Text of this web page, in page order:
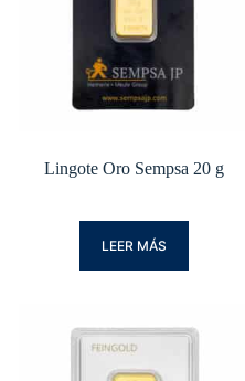
Lingote Oro Sempsa 20 g
LEER MÁS